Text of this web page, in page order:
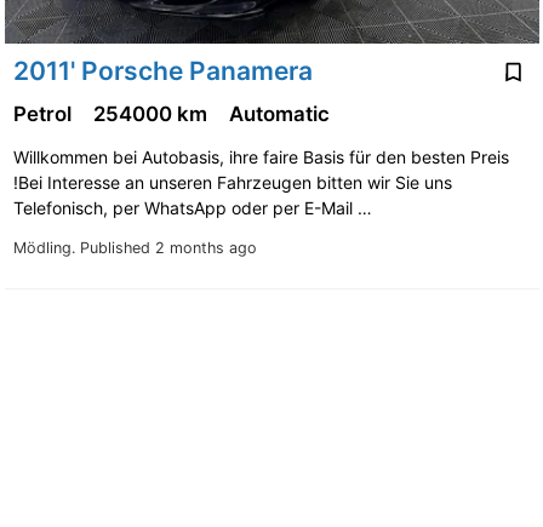
2011' Porsche Panamera
Mödling. Published 2 months ago
Petrol 254000 km Automatic
Willkommen bei Autobasis, ihre faire Basis für den besten Preis
!Bei Interesse an unseren Fahrzeugen bitten wir Sie uns
Telefonisch, per WhatsApp oder per E-Mail …